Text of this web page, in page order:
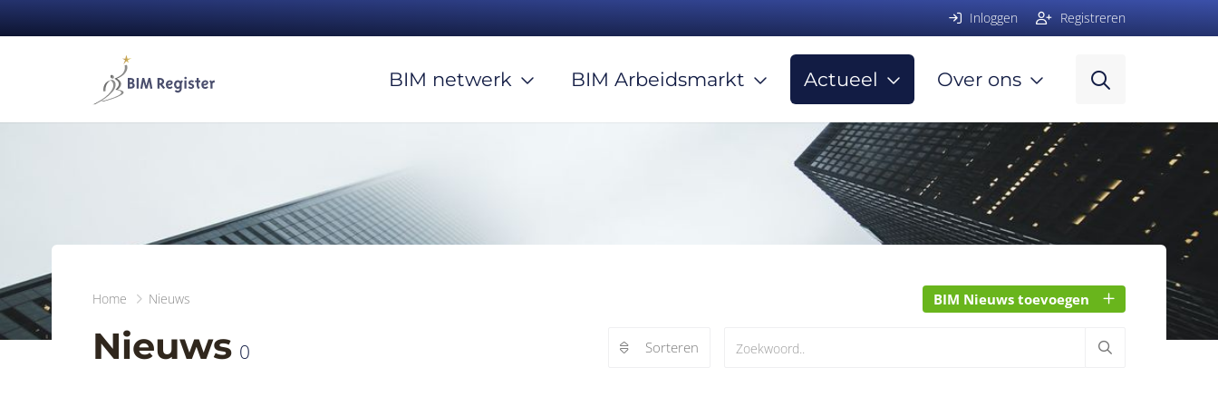
Home Nieuws
Nieuws 0 Sorteren
BIM Nieuws toevoegen
Inloggen Registreren
BIM netwerk BIM Arbeidsmarkt Actueel Over ons